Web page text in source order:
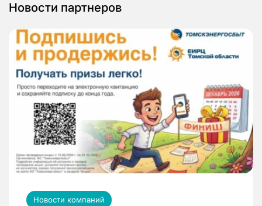
Новости партнеров
Новости компаний